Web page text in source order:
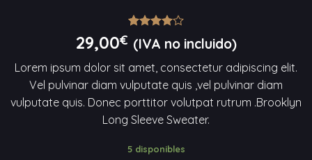
Valorado
con4.00
base a
valoraciones
de
clientes
29,00€ (IVA no incluido)
Lorem ipsum dolor sit amet, consectetur adipiscing elit.
Vel pulvinar diam vulputate quis ,vel pulvinar diam
vulputate quis. Donec porttitor volutpat rutrum .Brooklyn
Long Sleeve Sweater.
5 disponibles